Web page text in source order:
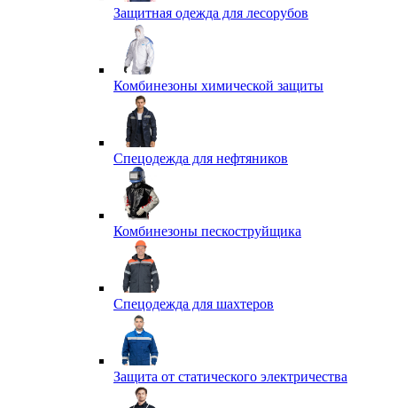
Защитная одежда для лесорубов
Комбинезоны химической защиты
Спецодежда для нефтяников
Комбинезоны пескоструйщика
Спецодежда для шахтеров
Защита от статического электричества